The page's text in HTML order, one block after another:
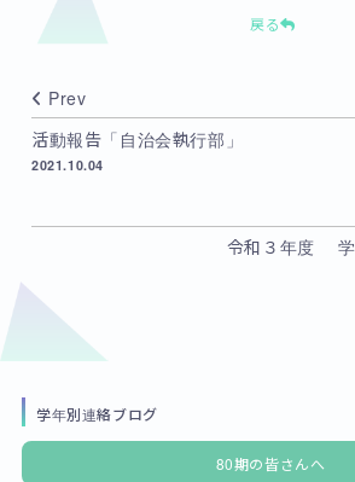
戻る
Prev
活動報告「自治会執行部」
2021.10.04
令和３年度 学
学年別連絡ブログ
80期の皆さんへ